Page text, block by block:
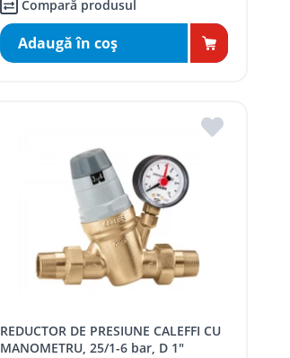
Compară produsul
Adaugă în coş
REDUCTOR DE PRESIUNE CALEFFI CU
MANOMETRU, 25/1-6 bar, D 1"